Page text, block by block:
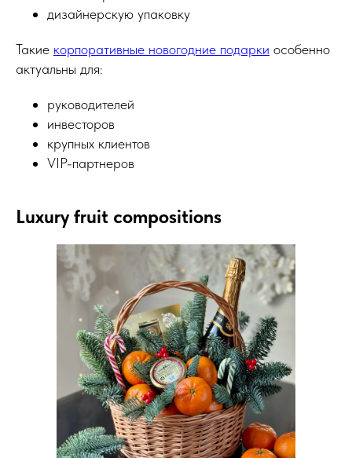
дизайнерскую упаковку
Такие корпоративные новогодние подарки особенно
актуальны для:
руководителей
инвесторов
крупных клиентов
VIP-партнеров
Luxury fruit compositions